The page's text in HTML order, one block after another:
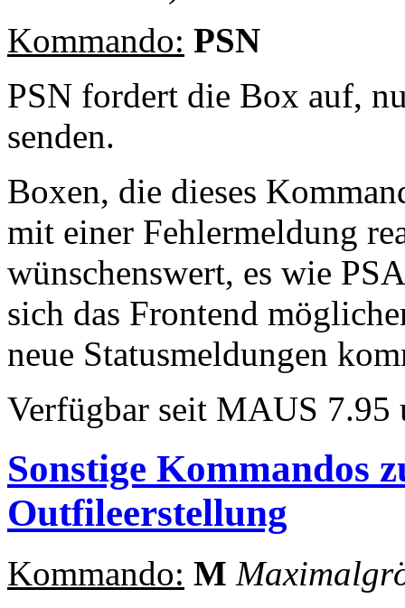
Kommando: PSN
PSN fordert die Box auf,
senden.
Boxen, die dieses
mit einer Fehlermeldung
wünschenswert, es wie
sich das Frontend
neue Statusmeldungen
Verfügbar seit MAUS 7.95
Sonstige Kommandos
Outfileerstellung
Kommando: M